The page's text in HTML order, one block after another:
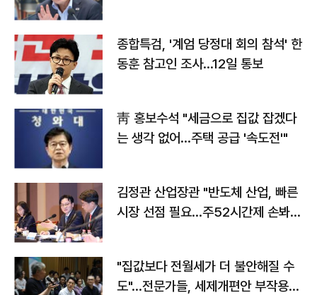
종합특검, '계엄 당정대 회의 참석' 한
동훈 참고인 조사...12일 통보
靑 홍보수석 "세금으로 집값 잡겠다
는 생각 없어…주택 공급 '속도전'"
김정관 산업장관 "반도체 산업, 빠른
시장 선점 필요…주52시간제 손봐
"집값보다 전월세가 더 불안해질 수
도"…전문가들, 세제개편안 부작용